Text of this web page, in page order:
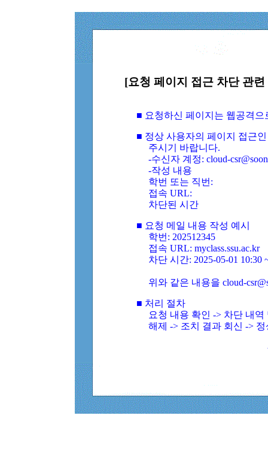
[요청 페이지 접근 차단 관
■ 요청하신 페이지는 웹공격
■ 정상 사용자의 페이지 접근
주시기 바랍니다.
-수신자 계정: cloud-
-작성 내용
학번 또는 직번:
접속 URL:
차단된 시간
■ 요청 메일 내용 작성 예시
학번: 202512345
접속 URL: myclass.ssu.ac.kr
차단 시간: 2025-05-01 10:30
위와 같은 내용을 cloud-
■ 처리 절차
요청 내용 확인 -> 차단 내
해제 -> 조치 결과 회신 ->